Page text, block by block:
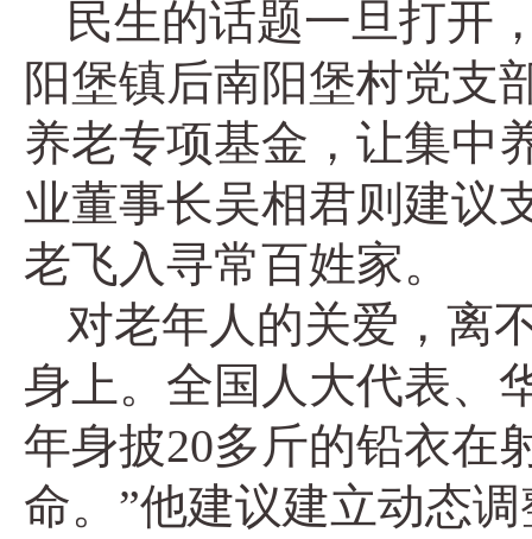
民生的话题一旦打开
阳堡镇后南阳堡村党支
养老专项基金，让集中
业董事长吴相君则建议
老飞入寻常百姓家。
对老年人的关爱，离
身上。全国人大代表、
年身披20多斤的铅衣在
命。”他建议建立动态